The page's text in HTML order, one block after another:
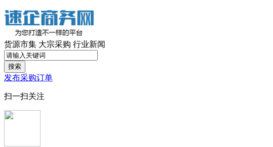
货源市集 大宗采购 行业新闻
搜索
发布采购订单
扫一扫关注